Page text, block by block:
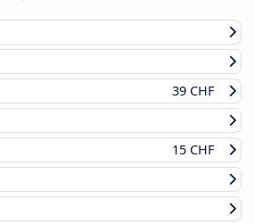
39 CHF
15 CHF